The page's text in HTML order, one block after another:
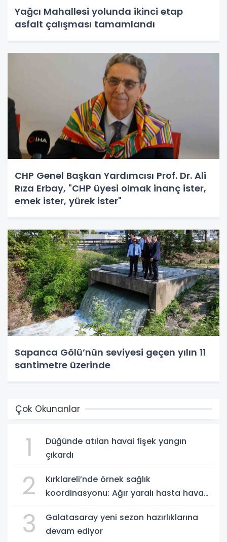
Yağcı Mahallesi yolunda ikinci etap
asfalt çalışması tamamlandı
CHP Genel Başkan Yardımcısı Prof. Dr. Ali
Rıza Erbay, "CHP üyesi olmak inanç ister,
emek ister, yürek ister"
Sapanca Gölü’nün seviyesi geçen yılın 11
santimetre üzerinde
Çok Okunanlar
1
Düğünde atılan havai fişek yangın
çıkardı
2
Kırklareli’nde örnek sağlık
koordinasyonu: Ağır yaralı hasta hava
3
Galatasaray yeni sezon hazırlıklarına
devam ediyor